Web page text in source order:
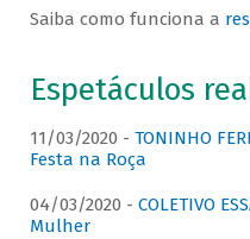
Saiba como funciona a
Espetáculos
11/03/2020 - TONINHO
Festa na Roça
04/03/2020 - COLETIVO
Mulher